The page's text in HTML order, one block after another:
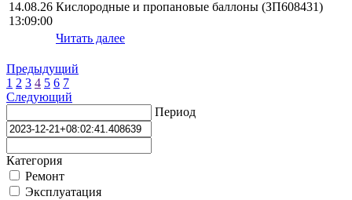
14.08.26
13:09:00
Кислородные и пропановые баллоны (ЗП608431)
Читать далее
Предыдущий
1 2 3 4 5 6 7
Следующий
Период
Категория
Ремонт
Эксплуатация